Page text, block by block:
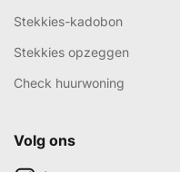
Stekkies-kadobon
Stekkies opzeggen
Check huurwoning
Volg ons